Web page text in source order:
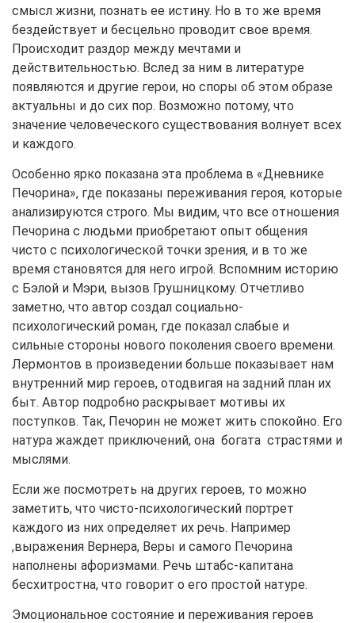
смысл жизни, познать ее истину. Но в то же время
бездействует и бесцельно проводит свое время.
Происходит раздор между мечтами и
действительностью. Вслед за ним в литературе
появляются и другие герои, но споры об этом образе
актуальны и до сих пор. Возможно потому, что
значение человеческого существования волнует всех
и каждого.
Особенно ярко показана эта проблема в «Дневнике
Печорина», где показаны переживания героя, которые
анализируются строго. Мы видим, что все отношения
Печорина с людьми приобретают опыт общения
чисто с психологической точки зрения, и в то же
время становятся для него игрой. Вспомним историю
с Бэлой и Мэри, вызов Грушницкому. Отчетливо
заметно, что автор создал социально-
психологический роман, где показал слабые и
сильные стороны нового поколения своего времени.
Лермонтов в произведении больше показывает нам
внутренний мир героев, отодвигая на задний план их
быт. Автор подробно раскрывает мотивы их
поступков. Так, Печорин не может жить спокойно. Его
натура жаждет приключений, она богата страстями и
мыслями.
Если же посмотреть на других героев, то можно
заметить, что чисто-психологический портрет
каждого из них определяет их речь. Например
,выражения Вернера, Веры и самого Печорина
наполнены афоризмами. Речь штабс-капитана
бесхитростна, что говорит о его простой натуре.
Эмоциональное состояние и переживания героев